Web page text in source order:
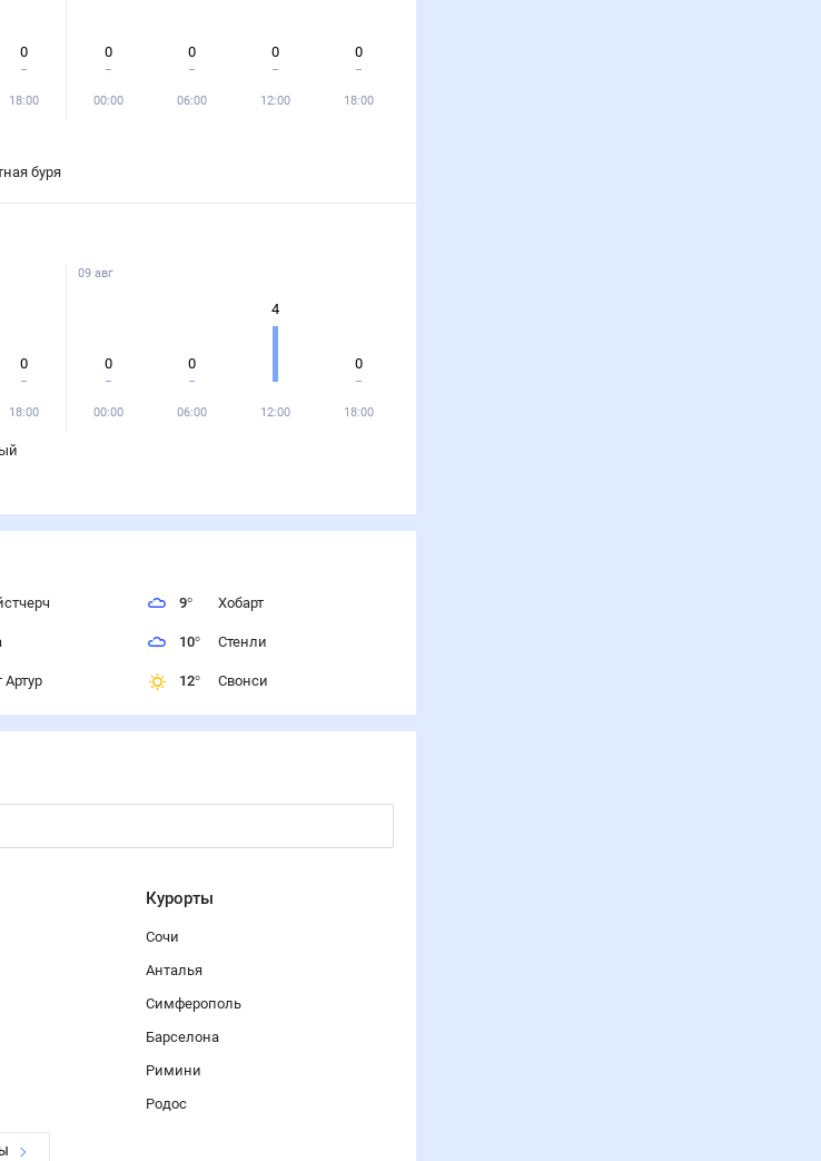
0
18:00
0
00:00
0
06:00
0
12:00
0
18:00
буря
0
18:00
09 авг
0
00:00
0
06:00
4
12:00
0
18:00
Артур
9° Хобарт
10° Стенли
12° Свонси
Курорты
Сочи
Анталья
Симферополь
Барселона
Римини
Родос